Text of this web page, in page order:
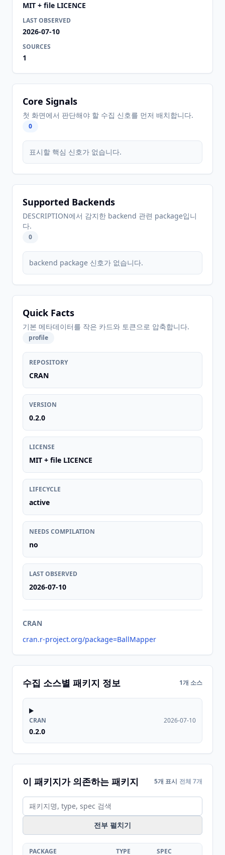
MIT + file LICENCE
LAST OBSERVED
2026-07-10
SOURCES
1
Core Signals
첫 화면에서 판단해야 할 수집 신호를 먼저 배치합니다.
0
표시할 핵심 신호가 없습니다.
Supported Backends
DESCRIPTION에서 감지한 backend 관련 package입니
다.
0
backend package 신호가 없습니다.
Quick Facts
기본 메타데이터를 작은 카드와 토큰으로 압축합니다.
profile
REPOSITORY
CRAN
VERSION
0.2.0
LICENSE
MIT + file LICENCE
LIFECYCLE
active
NEEDS COMPILATION
no
LAST OBSERVED
2026-07-10
CRAN
cran.r-project.org/package=BallMapper
수집 소스별 패키지 정보 1개 소스
CRAN
0.2.0
2026-07-10
이 패키지가 의존하는 패키지 5개 표시 전체 7개
전부 펼치기
PACKAGE TYPE SPEC